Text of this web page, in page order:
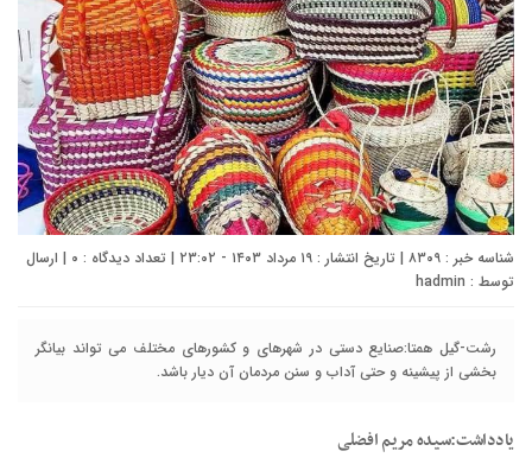
شناسه خبر : ۸۳۰۹ | تاریخ انتشار : ۱۹ مرداد ۱۴۰۳ - ۲۳:۰۲ | تعداد دیدگاه : ۰ | ارسال
توسط : hadmin
رشت-گیل همتا:صنایع دستی در شهرهای و کشورهای مختلف می تواند بیانگر
بخشی از پیشینه و حتی آداب و سنن مردمان آن دیار باشد.
یادداشت:سیده مریم افضلی